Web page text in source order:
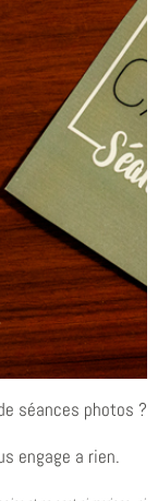
en
séances photos ?
engage a rien.